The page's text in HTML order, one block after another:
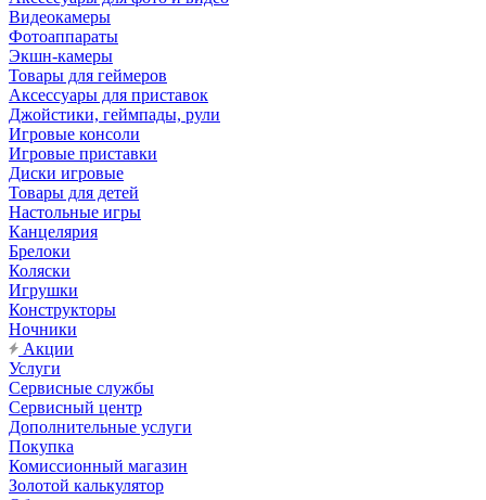
Видеокамеры
Фотоаппараты
Экшн-камеры
Товары для геймеров
Аксессуары для приставок
Джойстики, геймпады, рули
Игровые консоли
Игровые приставки
Диски игровые
Товары для детей
Настольные игры
Канцелярия
Брелоки
Коляски
Игрушки
Конструкторы
Ночники
Акции
Услуги
Сервисные службы
Сервисный центр
Дополнительные услуги
Покупка
Комиссионный магазин
Золотой калькулятор